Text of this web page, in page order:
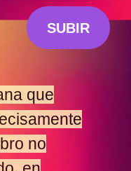
SUBIR
que
no